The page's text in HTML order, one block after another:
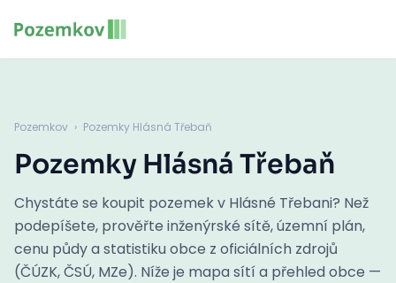
Pozemkov › Pozemky Hlásná Třebaň
Pozemky Hlásná Třebaň
Chystáte se koupit pozemek v Hlásné Třebani? Než
podepíšete, prověřte inženýrské sítě, územní plán,
cenu půdy a statistiku obce z oficiálních zdrojů
(ČÚZK, ČSÚ, MZe). Níže je mapa sítí a přehled obce —